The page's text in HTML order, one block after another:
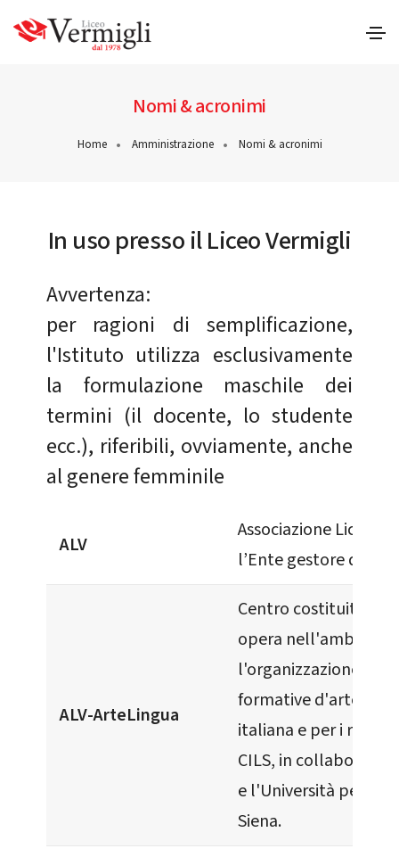
Nomi & acronimi
Home Amministrazione Nomi & acronimi
In uso presso il Liceo Vermigli
Avvertenza:
per ragioni di semplificazione,
l'Istituto utilizza esclusivamente
la formulazione maschile dei
termini (il docente, lo studente
ecc.), riferibili, ovviamente, anche
al genere femminile
ALV
Associazione Liceo
l’Ente gestore del
ALV-ArteLingua
Centro costituito nel
opera nell'ambito
l'organizzazione di
formative d'arte e
italiana e per i
CILS, in
e l'Università per
Siena.